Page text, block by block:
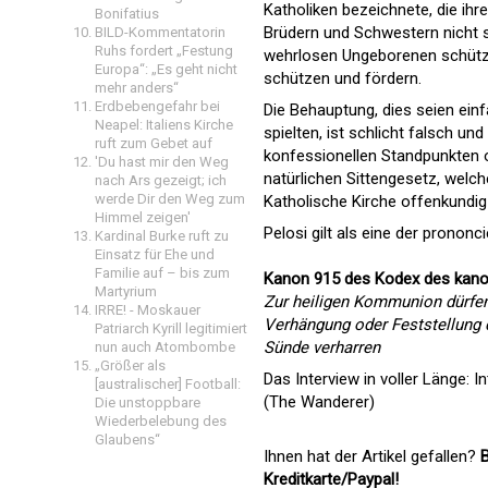
Bonifatius
BILD-Kommentatorin
Ruhs fordert „Festung
Europa“: „Es geht nicht
mehr anders“
Erdbebengefahr bei
Neapel: Italiens Kirche
ruft zum Gebet auf
'Du hast mir den Weg
nach Ars gezeigt; ich
werde Dir den Weg zum
Himmel zeigen'
Kardinal Burke ruft zu
Einsatz für Ehe und
Familie auf – bis zum
Martyrium
IRRE! - Moskauer
Patriarch Kyrill legitimiert
nun auch Atombombe
„Größer als
[australischer] Football:
Die unstoppbare
Wiederbelebung des
Glaubens“
Katholiken bezeichnete, die
Brüdern und Schwestern nicht
wehrlosen Ungeborenen
schützen und fördern.
Die Behauptung, dies seien
spielten, ist schlicht falsch und
konfessionellen Standpunkten
natürlichen Sittengesetz,
Katholische Kirche offenkundig
Pelosi gilt als eine der
Kanon 915 des Kodex des
Zur heiligen Kommunion
Verhängung oder
Sünde verharren
Das Interview in voller Länge:
(The Wanderer)
Ihnen hat der Artikel gefallen?
Kreditkarte/Paypal!